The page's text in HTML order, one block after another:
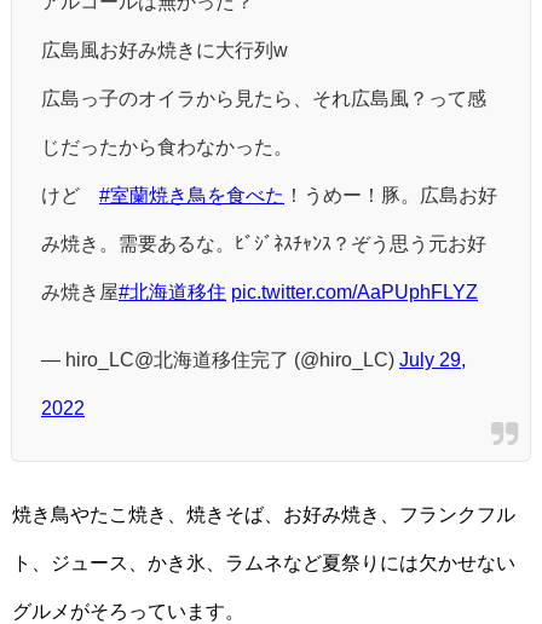
広島風お好み焼きに大行列w
広島っ子のオイラから見たら、それ広島風？って感
じだったから食わなかった。
けど #室蘭焼き鳥を食べた ！うめー！豚。広島お好
み焼き。需要あるな。ﾋﾞｼﾞﾈｽﾁｬﾝｽ？ぞう思う元お好
み焼き屋#北海道移住 pic.twitter.com/AaPUphFLYZ
— hiro_LC@北海道移住完了 (@hiro_LC) July 29,
2022
焼き鳥やたこ焼き、焼きそば、お好み焼き、フランクフル
ト、ジュース、かき氷、ラムネなど夏祭りには欠かせない
グルメがそろっています。